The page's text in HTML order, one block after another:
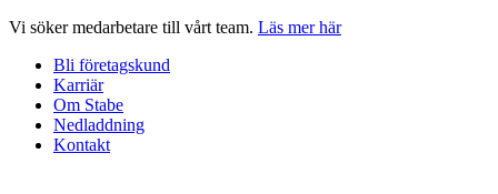
Hoppa
innehåll
Vi söker medarbetare till vårt team. Läs mer här
Bli företagskund
Karriär
Om Stabe
Nedladdning
Kontakt